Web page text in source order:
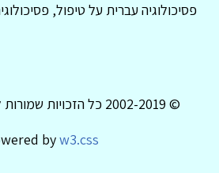
פסיכולוגיה עברית על טיפול, פסיכולוגיה
© 2002-2019 כל הזכויות שמורות לפסיכולוגיה עברית
byw3.css